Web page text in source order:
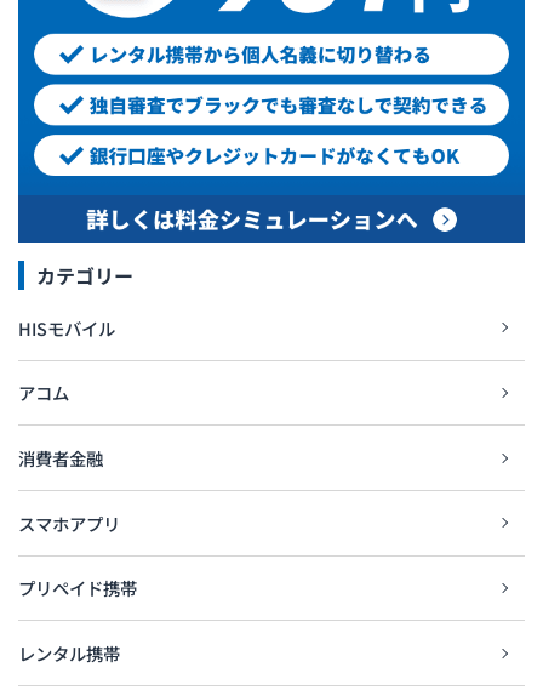
カテゴリー
HISモバイル
アコム
消費者金融
スマホアプリ
プリペイド携帯
レンタル携帯